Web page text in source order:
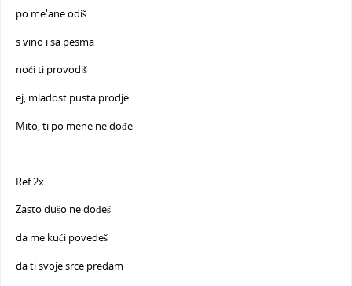
po me'ane odiš
s vino i sa pesma
noći ti provodiš
ej, mladost pusta prodje
Mito, ti po mene ne dođe
Ref.2x
Zasto dušo ne dođeš
da me kući povedeš
da ti svoje srce predam